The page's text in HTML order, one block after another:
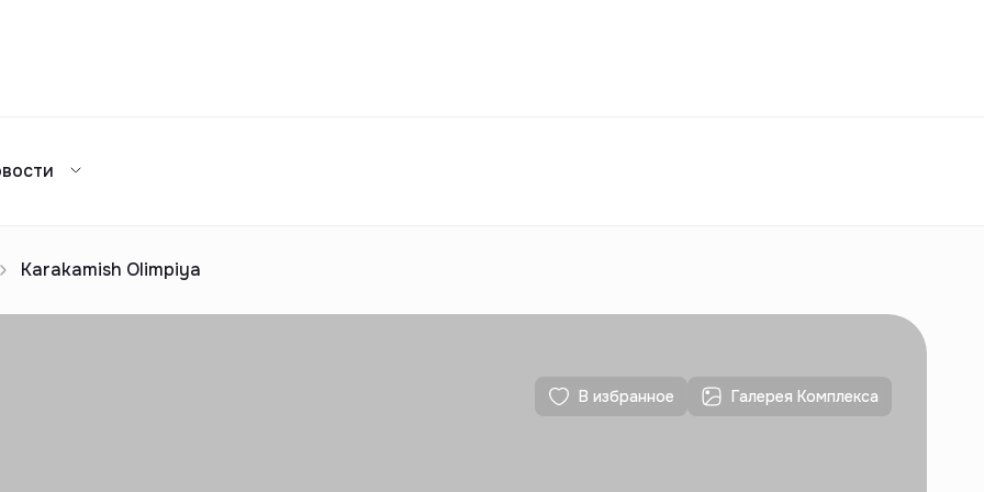
Сдача в 2025
Karakamish Olimpiya
В избранное Галерея Комплекса